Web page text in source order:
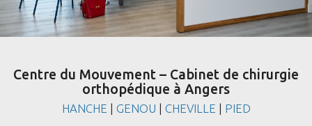
Centre du Mouvement – Cabinet de chirurgie
orthopédique à Angers
HANCHE GENOU CHEVILLE PIED